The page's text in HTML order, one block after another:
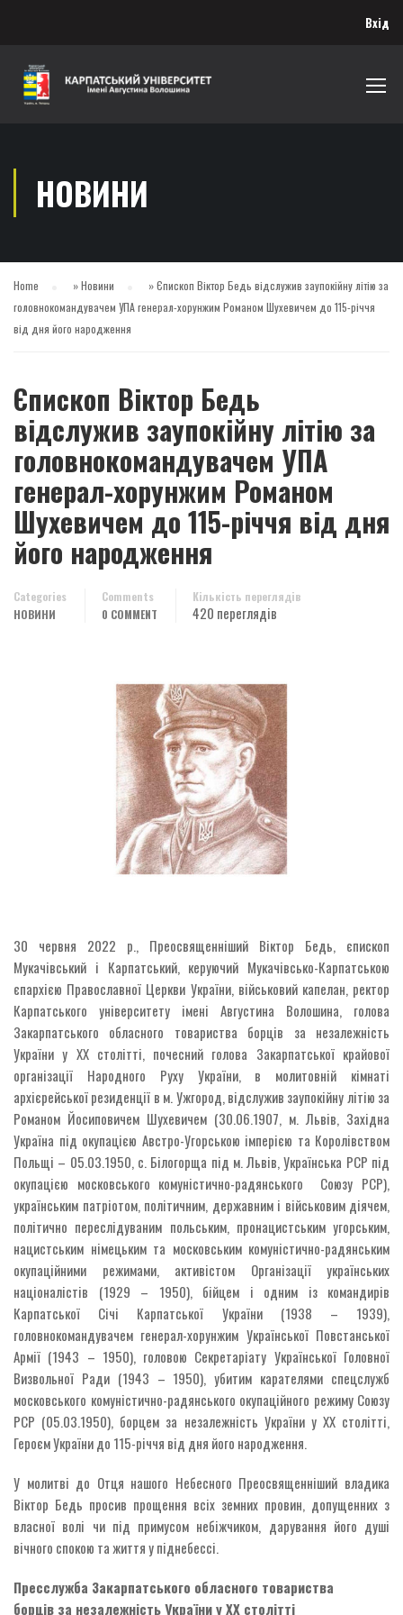
Вхід
НОВИНИ
Home »Новини »Єпископ Віктор Бедь відслужив заупокійну літію за
головнокомандувачем УПА генерал-хорунжим Романом Шухевичем до 115-річчя
від дня його народження
Єпископ Віктор Бедь
відслужив заупокійну літію за
головнокомандувачем УПА
генерал-хорунжим Романом
Шухевичем до 115-річчя від дня
його народження
Categories
НОВИНИ
Comments
0 COMMENT
Кількість переглядів
420 переглядів
30 червня 2022 р., Преосвященніший Віктор Бедь, єпископ
Мукачівський і Карпатський, керуючий Мукачівсько-Карпатською
єпархією Православної Церкви України, військовий капелан, ректор
Карпатського університету імені Августина Волошина, голова
Закарпатського обласного товариства борців за незалежність
України у ХХ столітті, почесний голова Закарпатської крайової
організації Народного Руху України, в молитовній кімнаті
архієрейської резиденції в м. Ужгород, відслужив заупокійну літію за
Романом Йосиповичем Шухевичем (30.06.1907, м. Львів, Західна
Україна під окупацією Австро-Угорською імперією та Королівством
Польщі – 05.03.1950, с. Білогорща під м. Львів, Українська РСР під
окупацією московського комуністично-радянського Союзу РСР),
українським патріотом, політичним, державним і військовим діячем,
політично переслідуваним польським, пронацистським угорським,
нацистським німецьким та московським комуністично-радянським
окупаційними режимами, активістом Організації українських
націоналістів (1929 – 1950), бійцем і одним із командирів
Карпатської Січі Карпатської України (1938 – 1939),
головнокомандувачем генерал-хорунжим Української Повстанської
Армії (1943 – 1950), головою Секретаріату Української Головної
Визвольної Ради (1943 – 1950), убитим карателями спецслужб
московського комуністично-радянського окупаційного режиму Союзу
РСР (05.03.1950), борцем за незалежність України у ХХ столітті,
Героєм України до 115-річчя від дня його народження.
У молитві до Отця нашого Небесного Преосвященніший владика
Віктор Бедь просив прощення всіх земних провин, допущенних з
власної волі чи під примусом небіжчиком, дарування його душі
вічного спокою та життя у піднебессі.
Пресслужба Закарпатського обласного товариства
борців за незалежність України у ХХ столітті